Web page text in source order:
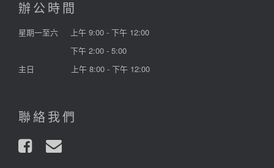
辦公時間
星期一至六
上午 9:00 - 下午 12:00
下午 2:00 - 5:00
主日
上午 8:00 - 下午 12:00
聯絡我們